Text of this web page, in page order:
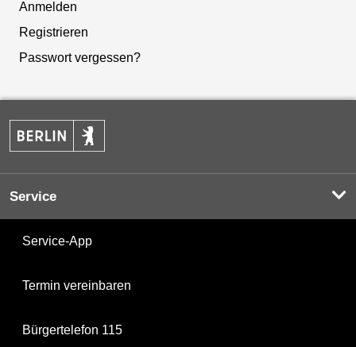
Anmelden
Registrieren
Passwort vergessen?
Service
Service-App
Termin vereinbaren
Bürgertelefon 115